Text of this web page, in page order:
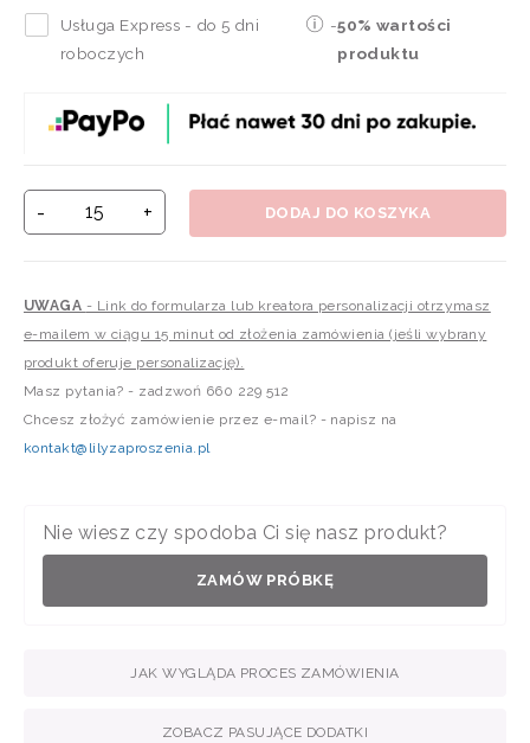
Usługa Express - do 5 dni
roboczych
-50% wartości
produktu
- + DODAJ DO KOSZYKA
UWAGA - Link do formularza lub kreatora personalizacji otrzymasz
e-mailem w ciągu 15 minut od złożenia zamówienia (jeśli wybrany
produkt oferuje personalizację).
Masz pytania? - zadzwoń 660 229 512
Chcesz złożyć zamówienie przez e-mail? - napisz na
kontakt@lilyzaproszenia.pl
Nie wiesz czy spodoba Ci się nasz produkt?
ZAMÓW PRÓBKĘ
JAK WYGLĄDA PROCES ZAMÓWIENIA
ZOBACZ PASUJĄCE DODATKI